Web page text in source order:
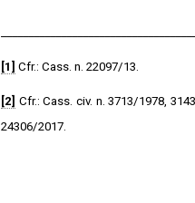
[1] Cfr.: Cass. n. 22097/13.
[2] Cfr.: Cass. civ. n. 3713/1978,
24306/2017.